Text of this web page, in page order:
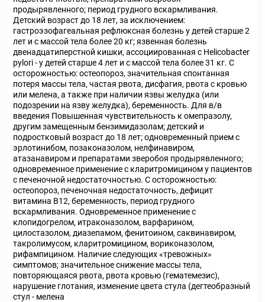
продырявленного; период грудного вскармливания.
Детский возраст до 18 лет, за исключением:
гастроэзофагеальная рефлюксная болезнь у детей старше 2
лет и с массой тела более 20 кг; язвенная болезнь
двенадцатиперстной кишки, ассоциированная с Helicobacter
pylori - у детей старше 4 лет и с массой тела более 31 кг. С
осторожностью: остеопороз, значительная спонтанная
потеря массы тела, частая рвота, дисфагия, рвота с кровью
или мелена, а также при наличии язвы желудка (или
подозрении на язву желудка), беременность. Для в/в
введения Повышенная чувствительность к омепразолу,
другим замещенным бензимидазолам; детский и
подростковый возраст до 18 лет; одновременный прием с
эрлотинибом, позаконазолом, нелфинавиром,
атазанавиром и препаратами зверобоя продырявленного;
одновременное применение с кларитромицином у пациентов
с печеночной недостаточностью. С осторожностью:
остеопороз, печеночная недостаточность, дефицит
витамина В12, беременность, период грудного
вскармливания. Одновременное применение с
клопидогрелом, итраконазолом, варфарином,
цилостазолом, диазепамом, фенитоином, саквинавиром,
такролимусом, кларитромицином, вориконазолом,
рифампицином. Наличие следующих «тревожных»
симптомов; значительное снижение массы тела,
повторяющаяся рвота, рвота кровью (гематемезис),
нарушение глотания, изменение цвета стула (дегтеобразный
стул - мелена